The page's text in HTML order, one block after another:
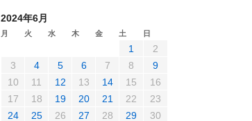
2024年6月
月 火 水 木 金 土 日
1
2
3
4 5 6 7 8
9
10
11 12 13 14 15
16
17
18 19 20 21 22
23
24
25 26 27 28 29
30